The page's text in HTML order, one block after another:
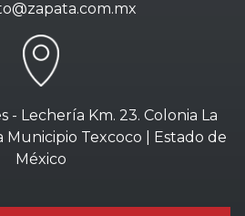
- Lechería Km. 23. Colonia La
Municipio Texcoco | Estado de
México